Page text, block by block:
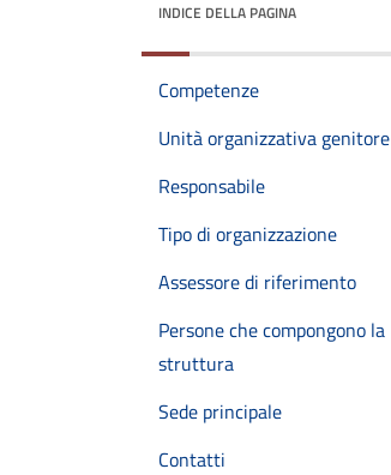
INDICE DELLA PAGINA
Competenze
Unità organizzativa genitore
Responsabile
Tipo di organizzazione
Assessore di riferimento
Persone che compongono la
struttura
Sede principale
Contatti